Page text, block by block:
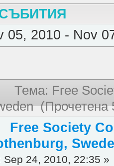
05, 2010 - Nov
Тема: Free
(Прочетена
Free Society
Sep 24, 2010, 22:35 »